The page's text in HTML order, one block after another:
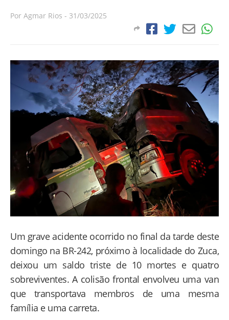
Por Agmar Rios - 31/03/2025
Um grave acidente ocorrido no final da tarde deste
domingo na BR-242, próximo à localidade do Zuca,
deixou um saldo triste de 10 mortes e quatro
sobreviventes. A colisão frontal envolveu uma van
que transportava membros de uma mesma
família e uma carreta.